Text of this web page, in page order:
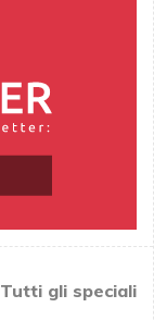
Tutti gli speciali